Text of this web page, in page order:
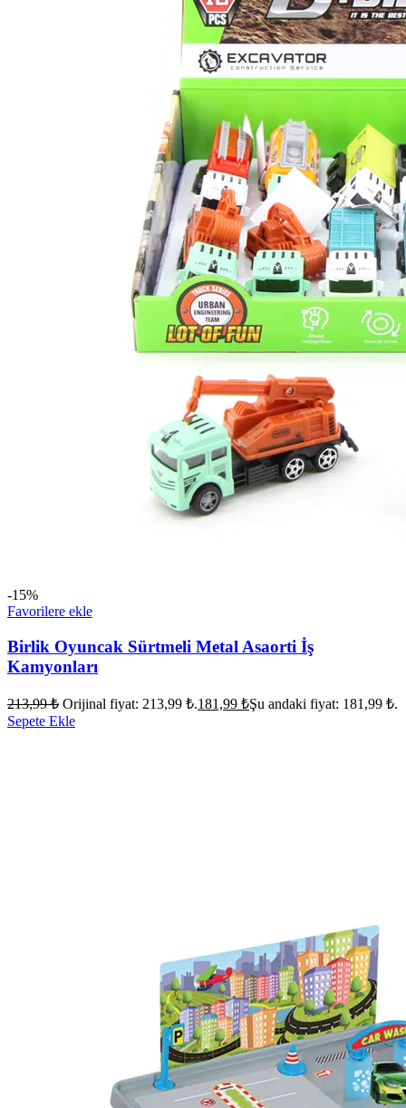
-15%
Favorilere ekle
Birlik Oyuncak Sürtmeli Metal Asaorti İş
Kamyonları
213,99₺ Orijinal fiyat: 213,99 ₺.181,99 ₺Şu andaki fiyat: 181,99 ₺.
Sepete Ekle